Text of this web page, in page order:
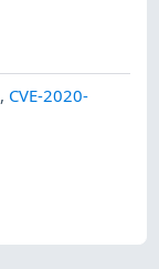
, CVE-2020-